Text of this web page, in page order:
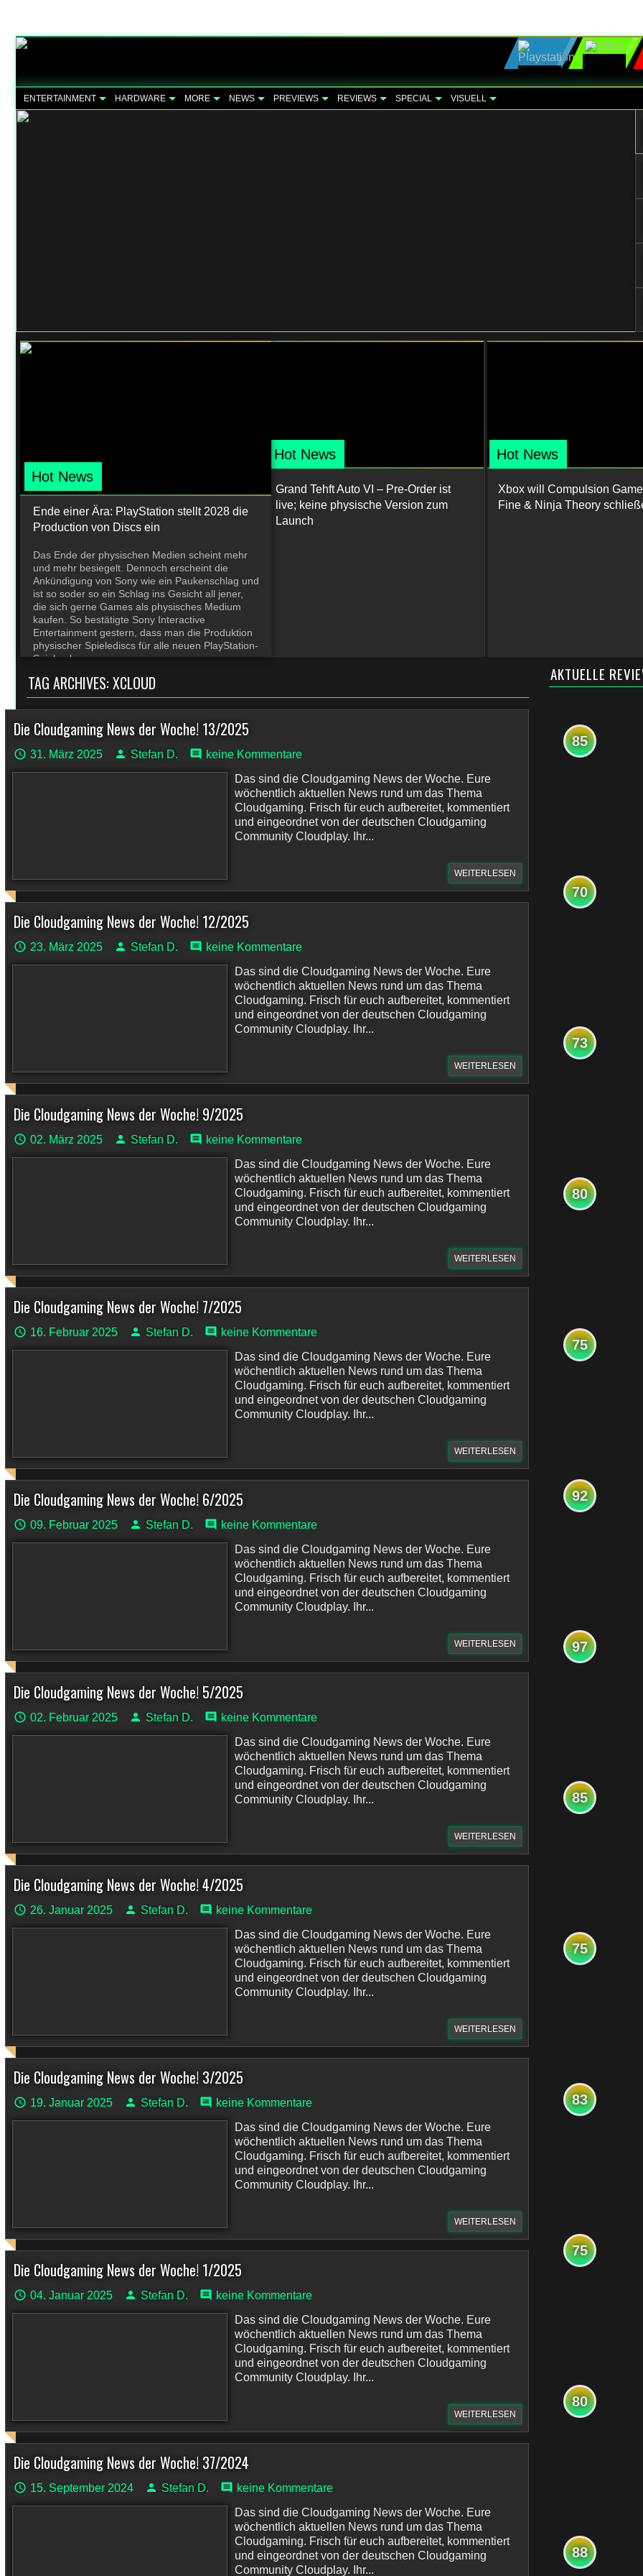
ENTERTAINMENT HARDWARE MORE NEWS PREVIEWS REVIEWS SPECIAL VISUELL
Hot News
Ende einer Ära: PlayStation stellt 2028 die
Production von Discs ein
Das Ende der physischen Medien scheint mehr
und mehr besiegelt. Dennoch erscheint die
Ankündigung von Sony wie ein Paukenschlag und
ist so soder so ein Schlag ins Gesicht all jener,
die sich gerne Games als physisches Medium
kaufen. So bestätigte Sony Interactive
Entertainment gestern, dass man die Produktion
physischer Spielediscs für alle neuen PlayStation-
Spiele ab
Hot News
Grand Tehft Auto VI – Pre-Order ist
live; keine physische Version zum
Launch
Hot News
Xbox will Compulsion
Fine & Ninja Theory
TAG ARCHIVES:XCLOUD
Die Cloudgaming News der Woche! 13/2025
31. März 2025 Stefan D.
keine Kommentare
Das sind die Cloudgaming News der Woche. Eure
wöchentlich aktuellen News rund um das Thema
Cloudgaming. Frisch für euch aufbereitet, kommentiert
und eingeordnet von der deutschen Cloudgaming
Community Cloudplay. Ihr...
WEITERLESEN
Die Cloudgaming News der Woche! 12/2025
23. März 2025 Stefan D.
keine Kommentare
Das sind die Cloudgaming News der Woche. Eure
wöchentlich aktuellen News rund um das Thema
Cloudgaming. Frisch für euch aufbereitet, kommentiert
und eingeordnet von der deutschen Cloudgaming
Community Cloudplay. Ihr...
WEITERLESEN
Die Cloudgaming News der Woche! 9/2025
02. März 2025 Stefan D.
keine Kommentare
Das sind die Cloudgaming News der Woche. Eure
wöchentlich aktuellen News rund um das Thema
Cloudgaming. Frisch für euch aufbereitet, kommentiert
und eingeordnet von der deutschen Cloudgaming
Community Cloudplay. Ihr...
WEITERLESEN
Die Cloudgaming News der Woche! 7/2025
16. Februar 2025 Stefan D.
keine Kommentare
Das sind die Cloudgaming News der Woche. Eure
wöchentlich aktuellen News rund um das Thema
Cloudgaming. Frisch für euch aufbereitet, kommentiert
und eingeordnet von der deutschen Cloudgaming
Community Cloudplay. Ihr...
WEITERLESEN
Die Cloudgaming News der Woche! 6/2025
09. Februar 2025 Stefan D.
keine Kommentare
Das sind die Cloudgaming News der Woche. Eure
wöchentlich aktuellen News rund um das Thema
Cloudgaming. Frisch für euch aufbereitet, kommentiert
und eingeordnet von der deutschen Cloudgaming
Community Cloudplay. Ihr...
WEITERLESEN
Die Cloudgaming News der Woche! 5/2025
02. Februar 2025 Stefan D.
keine Kommentare
Das sind die Cloudgaming News der Woche. Eure
wöchentlich aktuellen News rund um das Thema
Cloudgaming. Frisch für euch aufbereitet, kommentiert
und eingeordnet von der deutschen Cloudgaming
Community Cloudplay. Ihr...
WEITERLESEN
Die Cloudgaming News der Woche! 4/2025
26. Januar 2025 Stefan D.
keine Kommentare
Das sind die Cloudgaming News der Woche. Eure
wöchentlich aktuellen News rund um das Thema
Cloudgaming. Frisch für euch aufbereitet, kommentiert
und eingeordnet von der deutschen Cloudgaming
Community Cloudplay. Ihr...
WEITERLESEN
Die Cloudgaming News der Woche! 3/2025
19. Januar 2025 Stefan D.
keine Kommentare
Das sind die Cloudgaming News der Woche. Eure
wöchentlich aktuellen News rund um das Thema
Cloudgaming. Frisch für euch aufbereitet, kommentiert
und eingeordnet von der deutschen Cloudgaming
Community Cloudplay. Ihr...
WEITERLESEN
Die Cloudgaming News der Woche! 1/2025
04. Januar 2025 Stefan D.
keine Kommentare
Das sind die Cloudgaming News der Woche. Eure
wöchentlich aktuellen News rund um das Thema
Cloudgaming. Frisch für euch aufbereitet, kommentiert
und eingeordnet von der deutschen Cloudgaming
Community Cloudplay. Ihr...
WEITERLESEN
Die Cloudgaming News der Woche! 37/2024
15. September 2024 Stefan D.
keine Kommentare
Das sind die Cloudgaming News der Woche. Eure
wöchentlich aktuellen News rund um das Thema
Cloudgaming. Frisch für euch aufbereitet, kommentiert
und eingeordnet von der deutschen Cloudgaming
Community Cloudplay. Ihr...
AKTUELLE
85
70
73
80
75
92
97
85
75
83
75
80
88